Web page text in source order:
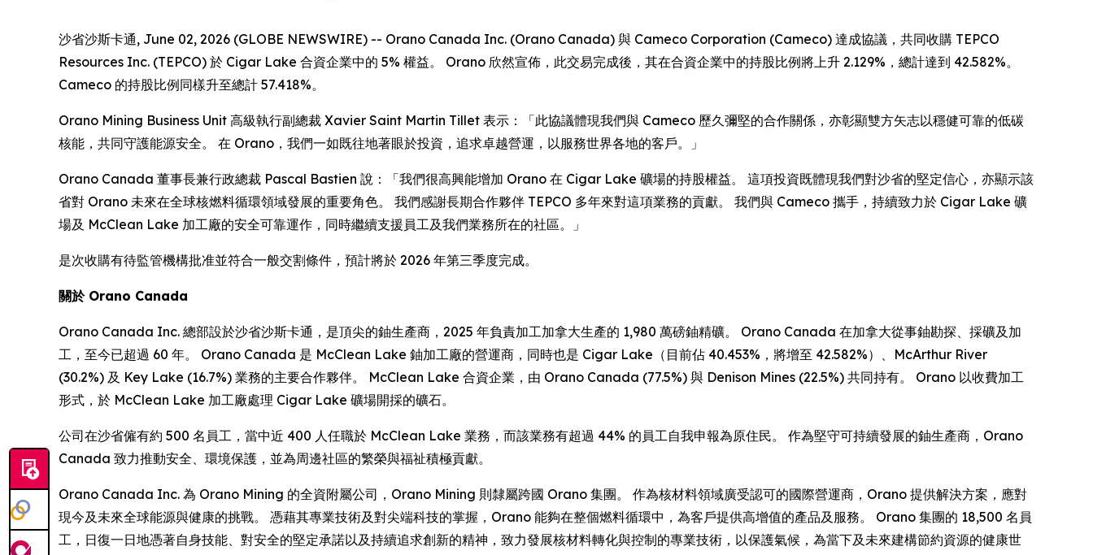
沙省沙斯卡通, June 02, 2026 (GLOBE NEWSWIRE) -- Orano Canada Inc. (Orano Canada) 與 Cameco Corporation (Cameco) 達成協議，共同收購 TEPCO
Resources Inc. (TEPCO) 於 Cigar Lake 合資企業中的 5% 權益。 Orano 欣然宣佈，此交易完成後，其在合資企業中的持股比例將上升 2.129%，總計達到 42.582%。
Cameco 的持股比例同樣升至總計 57.418%。
Orano Mining Business Unit 高級執行副總裁 Xavier Saint Martin Tillet 表示：「此協議體現我們與 Cameco 歷久彌堅的合作關係，亦彰顯雙方矢志以穩健可靠的低碳
核能，共同守護能源安全。 在 Orano，我們一如既往地著眼於投資，追求卓越營運，以服務世界各地的客戶。」
Orano Canada 董事長兼行政總裁 Pascal Bastien 說：「我們很高興能增加 Orano 在 Cigar Lake 礦場的持股權益。 這項投資既體現我們對沙省的堅定信心，亦顯示該
省對 Orano 未來在全球核燃料循環領域發展的重要角色。 我們感謝長期合作夥伴 TEPCO 多年來對這項業務的貢獻。 我們與 Cameco 攜手，持續致力於 Cigar Lake 礦
場及 McClean Lake 加工廠的安全可靠運作，同時繼續支援員工及我們業務所在的社區。」
是次收購有待監管機構批准並符合一般交割條件，預計將於 2026 年第三季度完成。
關於 Orano Canada
Orano Canada Inc. 總部設於沙省沙斯卡通，是頂尖的鈾生產商，2025 年負責加工加拿大生產的 1,980 萬磅鈾精礦。 Orano Canada 在加拿大從事鈾勘探、採礦及加
工，至今已超過 60 年。 Orano Canada 是 McClean Lake 鈾加工廠的營運商，同時也是 Cigar Lake（目前佔 40.453%，將增至 42.582%）、McArthur River
(30.2%) 及 Key Lake (16.7%) 業務的主要合作夥伴。 McClean Lake 合資企業，由 Orano Canada (77.5%) 與 Denison Mines (22.5%) 共同持有。 Orano 以收費加工
形式，於 McClean Lake 加工廠處理 Cigar Lake 礦場開採的礦石。
公司在沙省僱有約 500 名員工，當中近 400 人任職於 McClean Lake 業務，而該業務有超過 44% 的員工自我申報為原住民。 作為堅守可持續發展的鈾生產商，Orano
Canada 致力推動安全、環境保護，並為周邊社區的繁榮與福祉積極貢獻。
Orano Canada Inc. 為 Orano Mining 的全資附屬公司，Orano Mining 則隸屬跨國 Orano 集團。 作為核材料領域廣受認可的國際營運商，Orano 提供解決方案，應對
現今及未來全球能源與健康的挑戰。 憑藉其專業技術及對尖端科技的掌握，Orano 能夠在整個燃料循環中，為客戶提供高增值的產品及服務。 Orano 集團的 18,500 名員
工，日復一日地憑著自身技能、對安全的堅定承諾以及持續追求創新的精神，致力發展核材料轉化與控制的專業技術，以保護氣候，為當下及未來建構節約資源的健康世